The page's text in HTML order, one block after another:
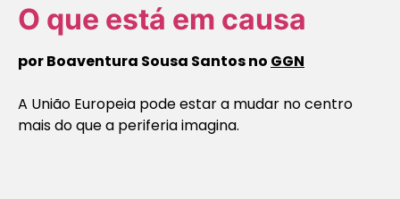
O que está em causa
por Boaventura Sousa Santos no GGN
A União Europeia pode estar a mudar no centro
mais do que a periferia imagina.